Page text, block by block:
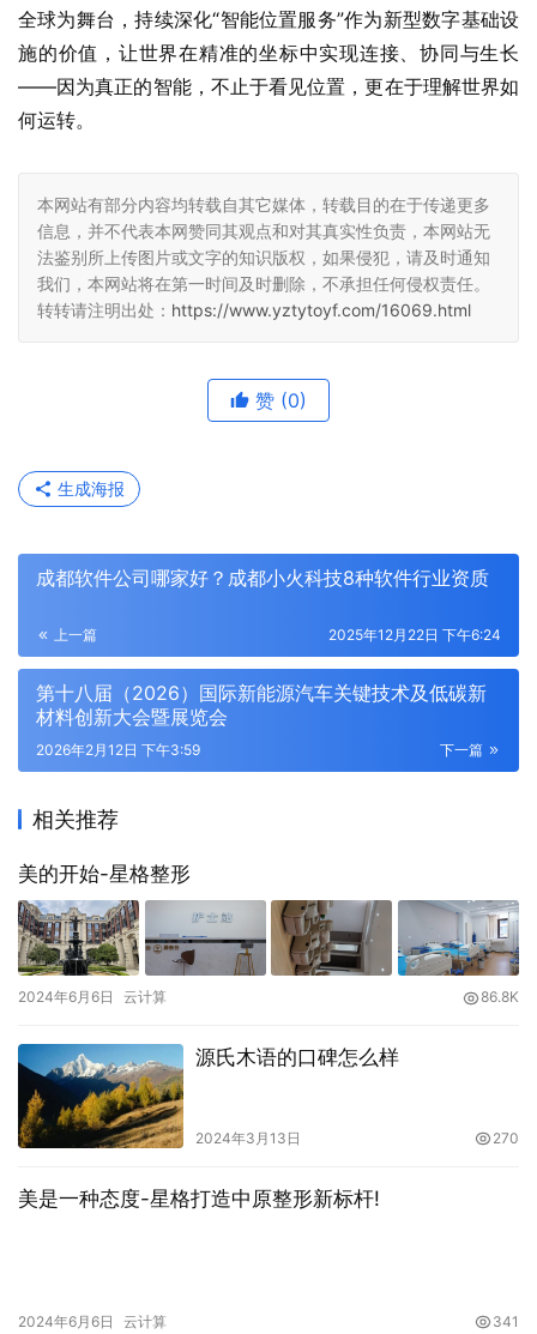
全球为舞台，持续深化“智能位置服务”作为新型数字基础设
施的价值，让世界在精准的坐标中实现连接、协同与生长
——因为真正的智能，不止于看见位置，更在于理解世界如
何运转。
本网站有部分内容均转载自其它媒体，转载目的在于传递更多
信息，并不代表本网赞同其观点和对其真实性负责，本网站无
法鉴别所上传图片或文字的知识版权，如果侵犯，请及时通知
我们，本网站将在第一时间及时删除，不承担任何侵权责任。
转转请注明出处： https://www.yztytoyf.com/16069.html
赞 (0)
生成海报
成都软件公司哪家好？成都小火科技8种软件行业资质
上一篇 2025年12月22日 下午6:24
第十八届（2026）国际新能源汽车关键技术及低碳新
材料创新大会暨展览会
下一篇
2026年2月12日 下午3:59
相关推荐
美的开始-星格整形
2024年6月6日 云计算 86.8K
源氏木语的口碑怎么样
2024年3月13日 270
美是一种态度-星格打造中原整形新标杆!
2024年6月6日 云计算 341